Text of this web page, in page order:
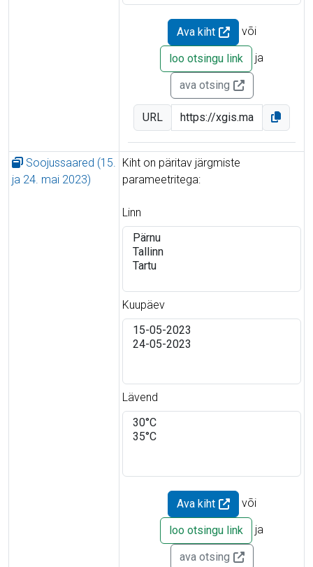
Ava kiht või
loo otsingu link ja
ava otsing
URL
Soojussaared (15.
ja 24. mai 2023)
Kiht on päritav järgmiste
parameetritega:
Linn
Kuupäev
Lävend
Ava kiht või
loo otsingu link ja
ava otsing